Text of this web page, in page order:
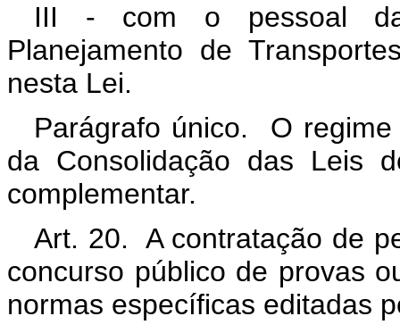
III - com o pessoal da
Planejamento de
nesta Lei.
Parágrafo único. O
da Consolidação das Leis
complementar.
Art. 20. A contratação de
concurso público de provas
normas específicas editadas